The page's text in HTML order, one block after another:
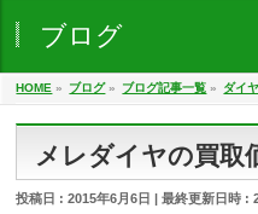
ブログ
HOME » ブログ» ブログ記事一覧 » ダイ
メレダイヤの買取
投稿日 : 2015年6月6日 最終更新日時 :